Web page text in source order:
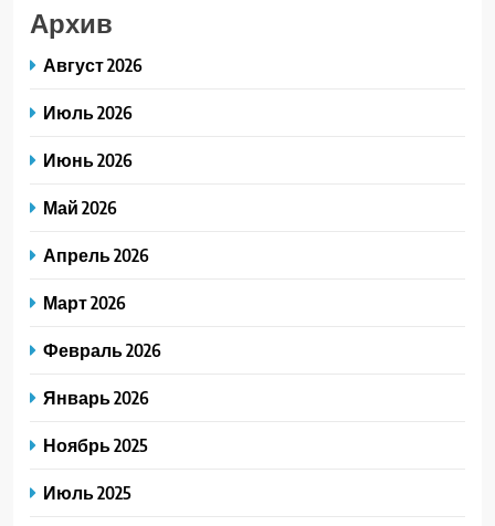
Архив
Август 2026
Июль 2026
Июнь 2026
Май 2026
Апрель 2026
Март 2026
Февраль 2026
Январь 2026
Ноябрь 2025
Июль 2025